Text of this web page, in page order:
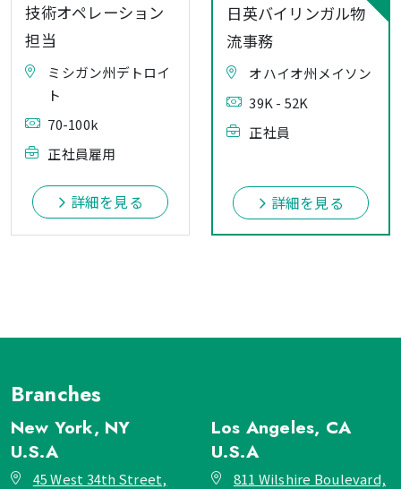
技術オペレーション
担当
ミシガン州デトロイ
ト
70-100k
正社員雇用
詳細を見る
日英バイリンガル物
流事務
オハイオ州メイソン
39K - 52K
正社員
詳細を見る
Branches
New York, NY
U.S.A
45 West 34th Street,
Los Angeles, CA
U.S.A
811 Wilshire Boulevard,